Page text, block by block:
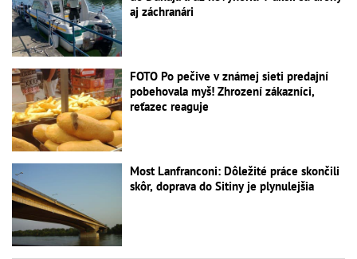
aj záchranári
FOTO Po pečive v známej sieti predajní
pobehovala myš! Zhrození zákazníci,
reťazec reaguje
Most Lanfranconi: Dôležité práce skončili
skôr, doprava do Sitiny je plynulejšia